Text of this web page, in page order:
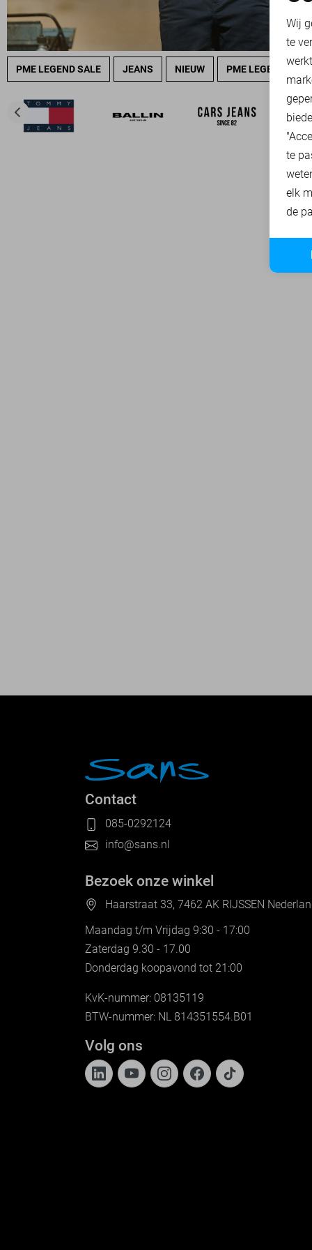
PME LEGEND SALE JEANS NIEUW PME LEGEND
Contact
085-0292124
info@sans.nl
Bezoek onze winkel
Haarstraat 33, 7462 AK RIJSSEN
Maandag t/m Vrijdag 9:30 - 17:00
Zaterdag 9.30 - 17.00
Donderdag koopavond tot 21:00
KvK-nummer: 08135119
BTW-nummer: NL 814351554.B01
Volg ons
Wij
te
te
elk
de